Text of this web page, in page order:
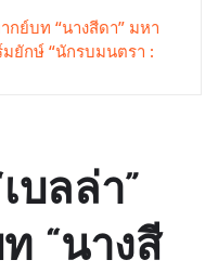
กย์บท “นางสีดา” มหา
ยักษ์ “นักรบมนตรา :
บลล่า”
“นางสี